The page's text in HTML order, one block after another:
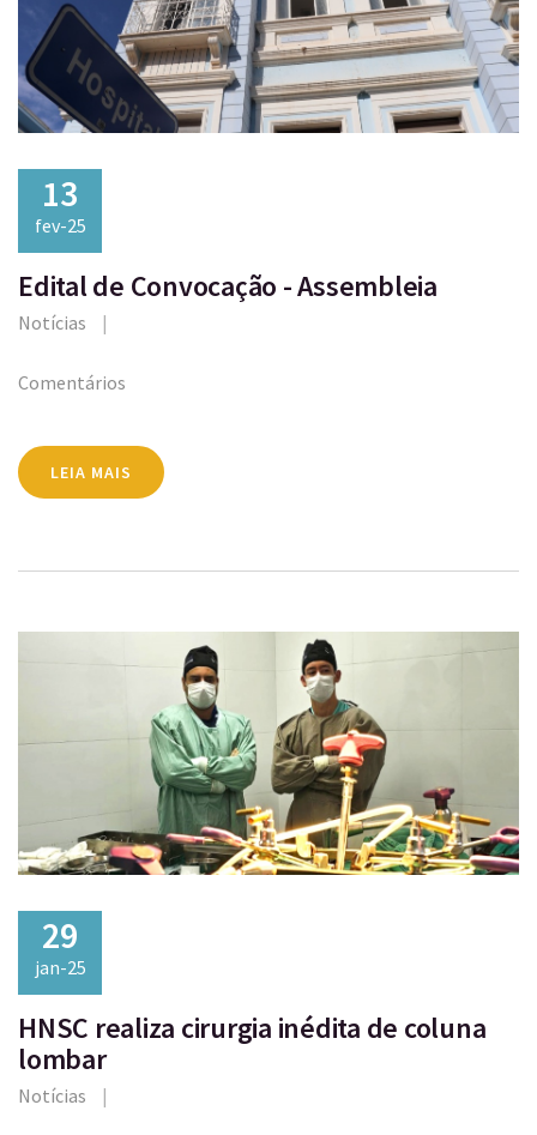
13
fev-25
Edital de Convocação - Assembleia
Notícias
Comentários
LEIA MAIS
29
jan-25
HNSC realiza cirurgia inédita de coluna
lombar
Notícias